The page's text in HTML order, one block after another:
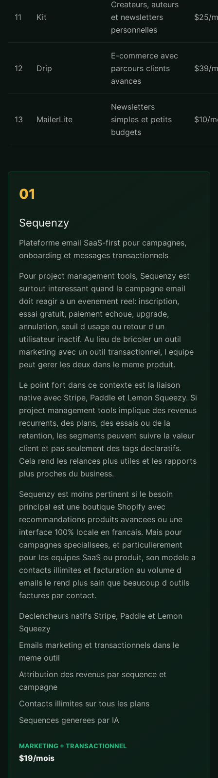
11 Kit
Createurs, auteurs
et newsletters
personnelles
$25/
12 Drip
E-commerce avec
parcours clients
avances
$39/
13 MailerLite
Newsletters
simples et petits
budgets
$10/
01
Sequenzy
Plateforme email SaaS-first pour campagnes,
onboarding et messages transactionnels
Pour project management tools, Sequenzy est
surtout interessant quand la campagne email
doit reagir a un evenement reel: inscription,
essai gratuit, paiement echoue, upgrade,
annulation, seuil d usage ou retour d un
utilisateur inactif. Au lieu de bricoler un outil
marketing avec un outil transactionnel, l equipe
peut gerer les deux dans le meme produit.
Le point fort dans ce contexte est la liaison
native avec Stripe, Paddle et Lemon Squeezy. Si
project management tools implique des revenus
recurrents, des plans, des essais ou de la
retention, les segments peuvent suivre la valeur
client et pas seulement des tags declaratifs.
Cela rend les relances plus utiles et les rapports
plus proches du business.
Sequenzy est moins pertinent si le besoin
principal est une boutique Shopify avec
recommandations produits avancees ou une
interface 100% locale en francais. Mais pour
campagnes specialisees, et particulierement
pour les equipes SaaS ou produit, son modele a
contacts illimites et facturation au volume d
emails le rend plus sain que beaucoup d outils
factures par contact.
Declencheurs natifs Stripe, Paddle et Lemon
Squeezy
Emails marketing et transactionnels dans le
meme outil
Attribution des revenus par sequence et
campagne
Contacts illimites sur tous les plans
Sequences generees par IA
MARKETING + TRANSACTIONNEL
$19/mois